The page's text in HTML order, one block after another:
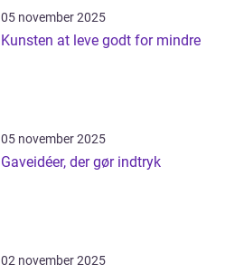
05 november 2025
Kunsten at leve godt for mindre
05 november 2025
Gaveidéer, der gør indtryk
02 november 2025